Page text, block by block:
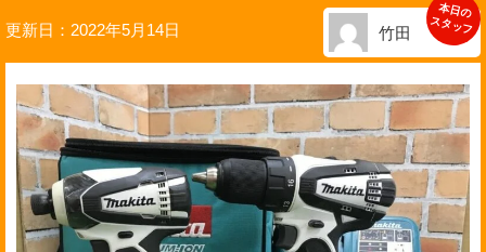
更新日：2022年5月14日
本日の
スタッフ
竹田